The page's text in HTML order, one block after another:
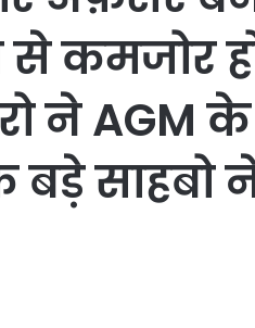
से कमजोर
ने AGM
साहबो